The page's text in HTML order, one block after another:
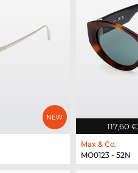
117,60 €
Max & Co.
MO0123 - 52N